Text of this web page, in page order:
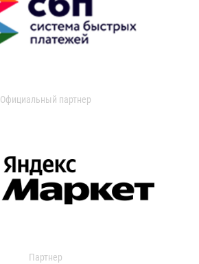
Официальный партнер
Партнер